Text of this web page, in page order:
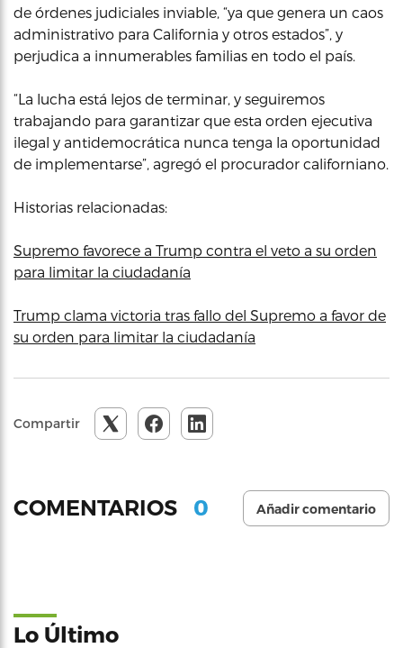
de órdenes judiciales inviable, “ya que genera un caos
administrativo para California y otros estados”, y
perjudica a innumerables familias en todo el país.
“La lucha está lejos de terminar, y seguiremos
trabajando para garantizar que esta orden ejecutiva
ilegal y antidemocrática nunca tenga la oportunidad
de implementarse”, agregó el procurador californiano.
Historias relacionadas:
Supremo favorece a Trump contra el veto a su orden
para limitar la ciudadanía
Trump clama victoria tras fallo del Supremo a favor de
su orden para limitar la ciudadanía
Compartir
COMENTARIOS 0 Añadir comentario
Lo Último